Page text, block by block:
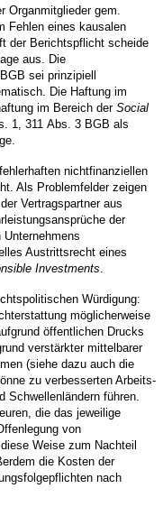
Organmitglieder gem.
Fehlen eines kausalen
der Berichtspflicht scheide
aus. Die
sei prinzipiell
Die Haftung im
im Bereich der Social
1, 311 Abs. 3 BGB als
nichtfinanziellen
Als Problemfelder zeigen
Vertragspartner aus
der
Austrittsrecht eines
Investments
Würdigung:
möglicherweise
öffentlichen Drucks
verstärkter mittelbarer
(siehe dazu auch die
zu verbesserten Arbeits-
Schwellenländern führen.
die das jeweilige
von
Weise zum Nachteil
die Kosten der
nach